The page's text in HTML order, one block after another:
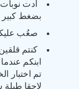
أدت
بضغط كبير
صعُب
كنتم
ابنكم
تم اختبار
لاحقا